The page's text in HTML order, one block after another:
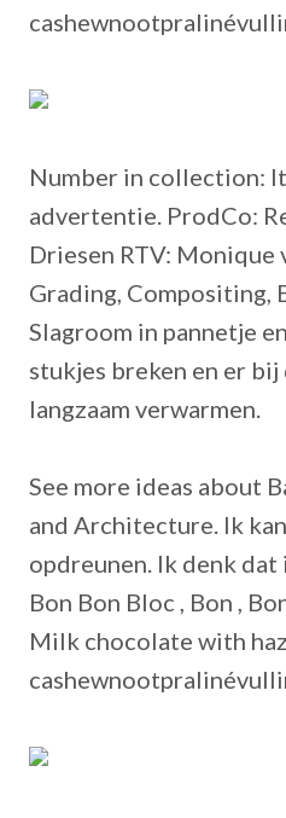
Number in collection:
advertentie. ProdCo:
Driesen RTV: Monique
Grading, Compositing,
Slagroom in pannetje
stukjes breken en er bij
langzaam verwarmen.
See more ideas about
and Architecture. Ik
opdreunen. Ik denk dat
Bon Bon Bloc , Bon ,
Milk chocolate with